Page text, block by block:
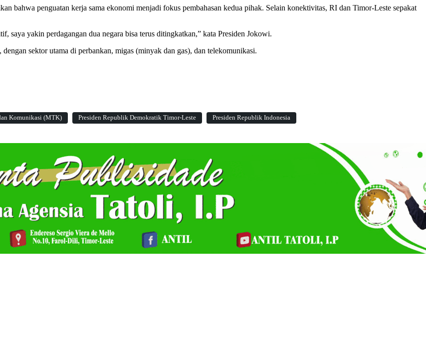
bahwa penguatan kerja sama ekonomi menjadi fokus pembahasan kedua pihak. Selain konektivitas, RI dan Timor-Leste sepakat
saya yakin perdagangan dua negara bisa terus ditingkatkan,” kata Presiden Jokowi.
sektor utama di perbankan, migas (minyak dan gas), dan telekomunikasi.
Komunikasi (MTK) Presiden Republik Demokratik Timor-Leste Presiden Republik Indonesia